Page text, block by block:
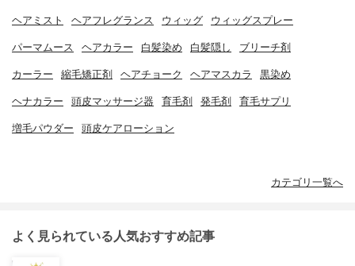
ヘアミスト ヘアフレグランス ウィッグ ウィッグスプレー
パーマムース ヘアカラー 白髪染め 白髪隠し ブリーチ剤
カーラー 縮毛矯正剤 ヘアチョーク ヘアマスカラ 黒染め
ヘナカラー 頭皮マッサージ器 育毛剤 発毛剤 育毛サプリ
増毛パウダー 頭皮ケアローション
カテゴリ一覧へ
よく見られている人気おすすめ記事